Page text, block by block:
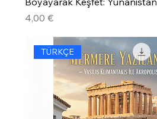
Precio
4,00 €
TÜRKÇE